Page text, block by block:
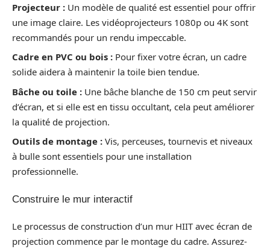
Projecteur : Un modèle de qualité est essentiel pour offrir
une image claire. Les vidéoprojecteurs 1080p ou 4K sont
recommandés pour un rendu impeccable.
Cadre en PVC ou bois : Pour fixer votre écran, un cadre
solide aidera à maintenir la toile bien tendue.
Bâche ou toile : Une bâche blanche de 150 cm peut servir
d’écran, et si elle est en tissu occultant, cela peut améliorer
la qualité de projection.
Outils de montage : Vis, perceuses, tournevis et niveaux
à bulle sont essentiels pour une installation
professionnelle.
Construire le mur interactif
Le processus de construction d’un mur HIIT avec écran de
projection commence par le montage du cadre. Assurez-